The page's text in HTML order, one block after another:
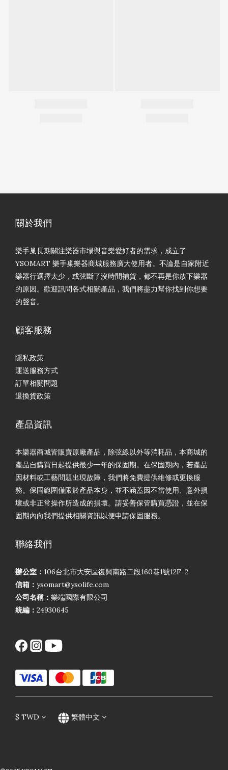
關於我們
樂手巢長期關注樂器市場與音樂愛好者的需求，成立了
YSOMART 樂手巢樂器商城服務廣大使用者。不論是自家附近
樂器行選擇太少，或弦斷了沒時間補貨，都不再是你放下樂器
的原因。歡迎訊問各式相關產品，我們將盡力幫你找到你想要
的聲音。
顧客服務
隱私政策
運送服務方式
訂單相關問題
退換貨政策
產品資訊
本樂器商城皆販賣原廠產品，除弦線以外等消耗品，本商城的
產品自購買日起提供最少一年的保固期。在保固期內，若產品
因材料或工藝問題出現故障，我們將免費提供維修或更換服
務。保固範圍僅限於產品本身，並不涵蓋因不當使用、意外損
壞或非正常操作所造成的損壞。請妥善保管購買憑證，並在保
固期內向我們提供相關資訊以便申請保固服務。
聯絡我們
辦公室： 106台北市大安區復興南路二段160巷1號12F-2
信箱： ysomart@ysolife.com
公司名稱： 樂端國際有限公司
統編： 24930645
$ TWD 繁體中文